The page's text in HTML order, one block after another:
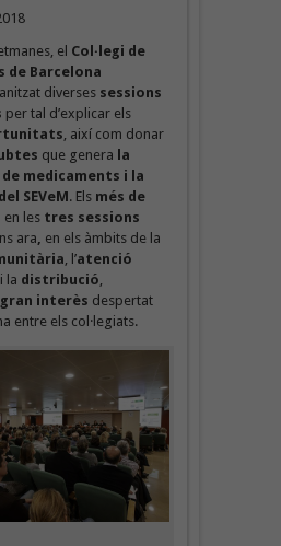
el Col·legi de
de Barcelona
diverses sessions
per tal d’explicar els
, així com donar
que genera la
medicaments i la
SEVeM. Els més de
en les tres sessions
ara
en els àmbits de la
, l’atenció
i la distribució
gran interès despertat
entre els col·legiats.